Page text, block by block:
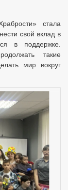
стала
свой вклад в
в поддержке.
такие
мир вокруг